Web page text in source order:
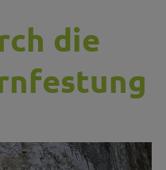
die